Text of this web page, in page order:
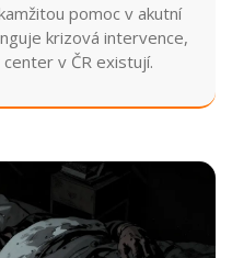
pomoc v akutní
krizová intervence,
v ČR existují.